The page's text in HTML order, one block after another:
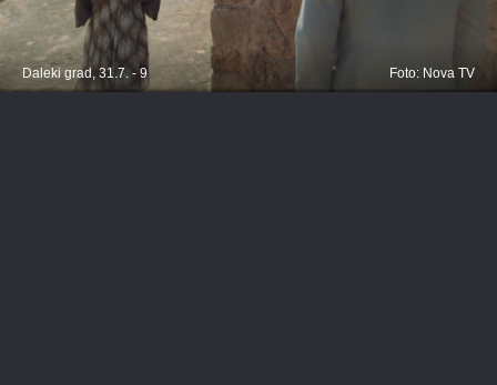
Daleki grad, 31.7. - 9 Foto: Nova TV